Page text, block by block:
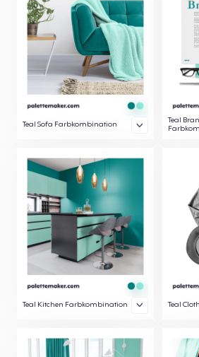
Teal Sofa Farbkombination
Teal
Teal Kitchen Farbkombination Teal